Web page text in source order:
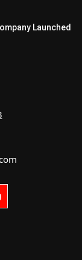
Launched